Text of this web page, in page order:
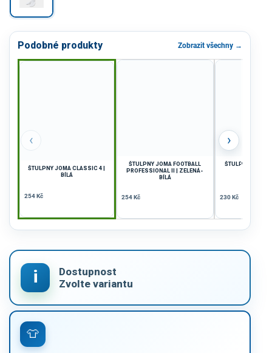
Podobné produkty Zobrazit všechny →
‹
ŠTULPNY JOMA CLASSIC 4 |
BÍLÁ
254 Kč
ŠTULPNY JOMA FOOTBALL
PROFESSIONAL II | ZELENÁ-
BÍLÁ
254 Kč
ŠTULPNY JOMA
230 Kč
›